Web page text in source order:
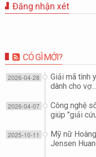
Đăng nhận xét
CÓ GÌ MỚI?
Giải mã tình
dành cho vợ...
2026-04-28
Công nghệ
giúp "giải
2026-04-07
Mỹ nữ
Jensen
2025-10-11